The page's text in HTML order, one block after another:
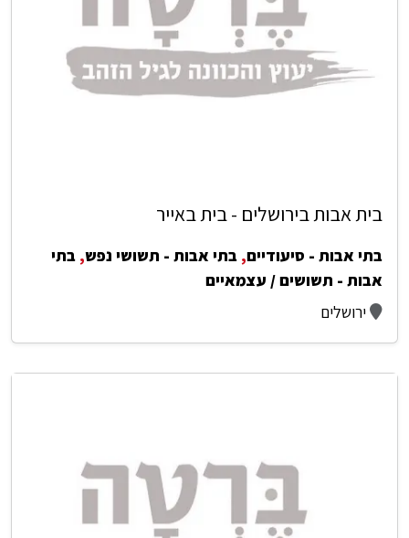
בית אבות בירושלים - בית באייר
בתי אבות - סיעודיים, בתי אבות - תשושי נפש, בתי
אבות - תשושים / עצמאיים
ירושלים